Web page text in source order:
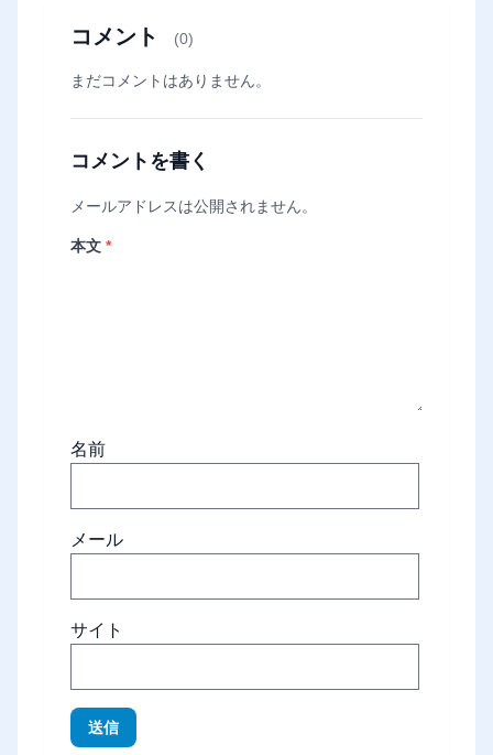
コメント (0)
まだコメントはありません。
コメントを書く
メールアドレスは公開されません。
本文 *
名前
メール
サイト
送信